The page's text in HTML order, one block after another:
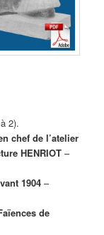
2).
chef de l’atelier
HENRIOT–
1904–
de